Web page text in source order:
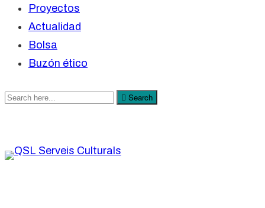
Proyectos
Actualidad
Bolsa
Buzón ético
Search
Search